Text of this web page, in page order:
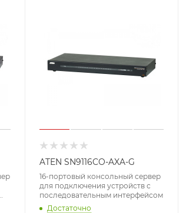
ATEN SN9116CO-AXA-G
16-портовый консольный сервер
для подключения устройств с
последовательным интерфейсом
Достаточно